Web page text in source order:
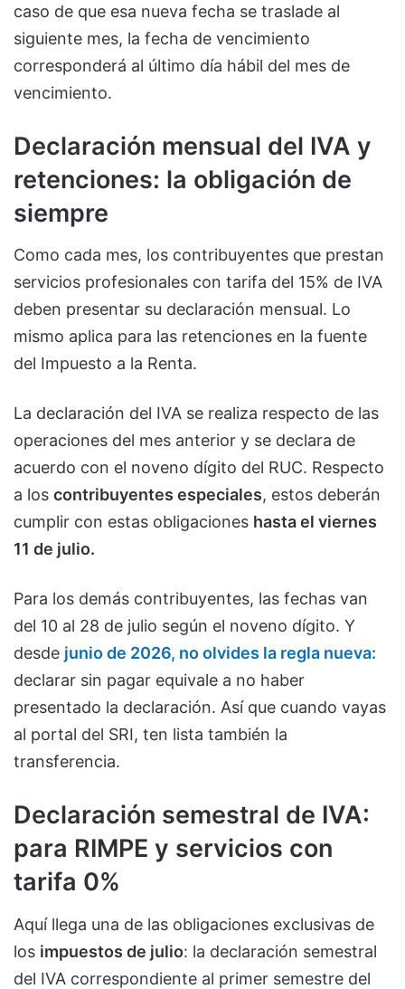
caso de que esa nueva fecha se traslade al
siguiente mes, la fecha de vencimiento
corresponderá al último día hábil del mes de
vencimiento.
Declaración mensual del IVA y
retenciones: la obligación de
siempre
Como cada mes, los contribuyentes que prestan
servicios profesionales con tarifa del 15% de IVA
deben presentar su declaración mensual. Lo
mismo aplica para las retenciones en la fuente
del Impuesto a la Renta.
La declaración del IVA se realiza respecto de las
operaciones del mes anterior y se declara de
acuerdo con el noveno dígito del RUC. Respecto
a los contribuyentes especiales, estos deberán
cumplir con estas obligaciones hasta el viernes
11 de julio.
Para los demás contribuyentes, las fechas van
del 10 al 28 de julio según el noveno dígito. Y
desde junio de 2026, no olvides la regla nueva:
declarar sin pagar equivale a no haber
presentado la declaración. Así que cuando vayas
al portal del SRI, ten lista también la
transferencia.
Declaración semestral de IVA:
para RIMPE y servicios con
tarifa 0%
Aquí llega una de las obligaciones exclusivas de
los impuestos de julio: la declaración semestral
del IVA correspondiente al primer semestre del